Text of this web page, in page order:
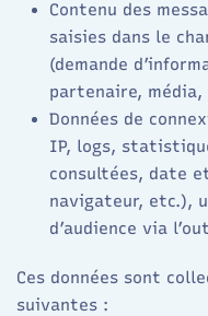
Contenu des
saisies dans le
(demande
partenaire,
Données de
IP, logs,
consultées, date
navigateur, etc.),
d’audience via
Ces données sont
suivantes :